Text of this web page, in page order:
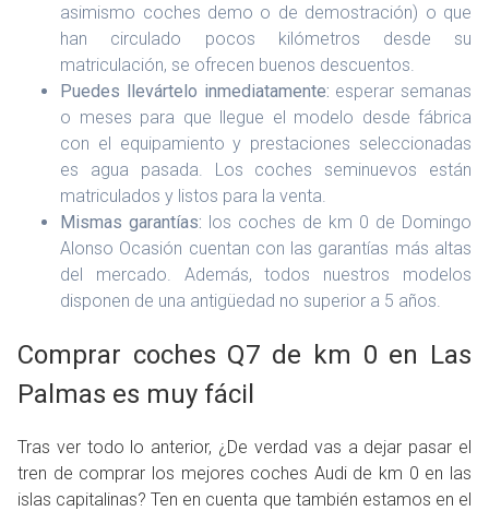
asimismo coches demo o de demostración) o que
han circulado pocos kilómetros desde su
matriculación, se ofrecen buenos descuentos.
Puedes llevártelo inmediatamente: esperar semanas
o meses para que llegue el modelo desde fábrica
con el equipamiento y prestaciones seleccionadas
es agua pasada. Los coches seminuevos están
matriculados y listos para la venta.
Mismas garantías: los coches de km 0 de Domingo
Alonso Ocasión cuentan con las garantías más altas
del mercado. Además, todos nuestros modelos
disponen de una antigüedad no superior a 5 años.
Comprar coches Q7 de km 0 en Las
Palmas es muy fácil
Tras ver todo lo anterior, ¿De verdad vas a dejar pasar el
tren de comprar los mejores coches Audi de km 0 en las
islas capitalinas? Ten en cuenta que también estamos en el